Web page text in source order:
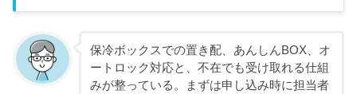
料の仕組みを整理します。出典：ヨシケイ公式サイト「送料
無料」って本当？何か条件があるんじゃないの？ヨシケイの
送料は全コース無料ヨシケイの大きな魅力の1つが「送料無
料」です。入会金・年会費も不要で、かかるのは食材費の
保冷ボックスでの置き配、あんしんBOX、オ
ートロック対応と、不在でも受け取れる仕組
みが整っている。まずは申し込み時に担当者